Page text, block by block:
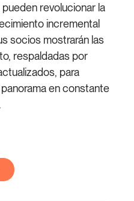
revolucionar la
incremental
socios mostrarán las
respaldadas por
para
en constante